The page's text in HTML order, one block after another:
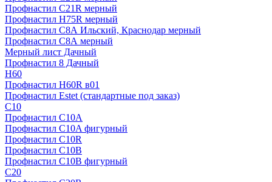
Профнастил С21R мерный
Профнастил Н75R мерный
Профнастил С8А Ильский, Краснодар мерный
Профнастил С8А мерный
Мерный лист Дачный
Профнастил 8 Дачный
Н60
Профнастил H60R в01
Профнастил Estet (стандартные под заказ)
C10
Профнастил С10A
Профнастил С10A фигурный
Профнастил С10R
Профнастил С10В
Профнастил С10В фигурный
C20